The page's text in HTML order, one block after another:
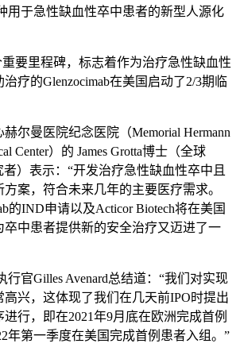
种用于急性缺血性卒中患者的新型人源化
要里程碑，标志着作为治疗急性缺血性
疗的Glenzocimab在美国启动了2/3期临
尔曼医院纪念医院（Memorial Hermann
Center）的 James Grotta博士（全球
）表示：“开发治疗急性缺血性卒中且
案，符合未来几年的主要医疗需求。
的IND申请以及Acticor Biotech将在美国
卒中患者提供新的安全治疗又迈进了一
行官Gilles Avenard总结道：“我们对实现
兴，这体现了我们在几天前IPO时提出
行，即在2021年9月底在欧洲完成首例
年第一季度在美国完成首例患者入组。”